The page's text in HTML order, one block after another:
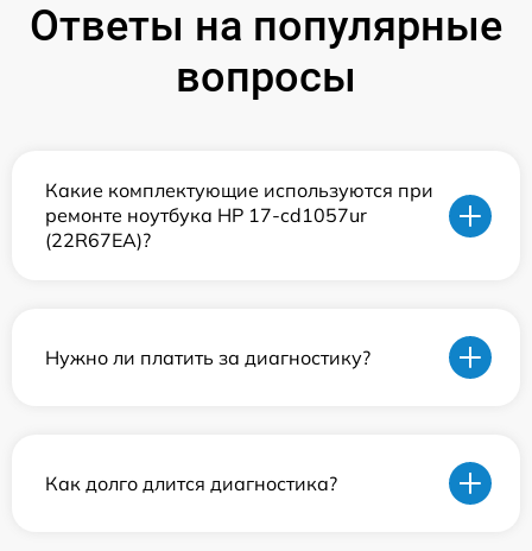
Ответы на популярные
вопросы
Какие комплектующие используются при
ремонте ноутбука HP 17-cd1057ur
(22R67EA)?
Нужно ли платить за диагностику?
Как долго длится диагностика?